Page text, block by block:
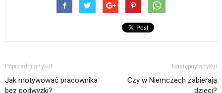
Poprzedni artykuł
Jak motywować pracownika
bez podwyżki?
Następny artykuł
Czy w Niemczech zabierają
dzieci?